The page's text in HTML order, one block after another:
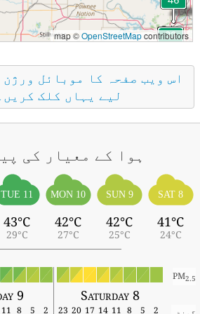
map ©OpenStreetMapcontributors
اس ویب صفحہ کا موبائل ورژن
لیے یہاں کلک کریں۔
ہوا کے معیار کی
SAT 8
41°C
24°C
SUN 9
42°C
25°C
MON 10
42°C
27°C
TUE 11
43°C
29°C
PM2.5
Saturday 8
9
2
5
8
11
14
17
20
23
2
5
8
11